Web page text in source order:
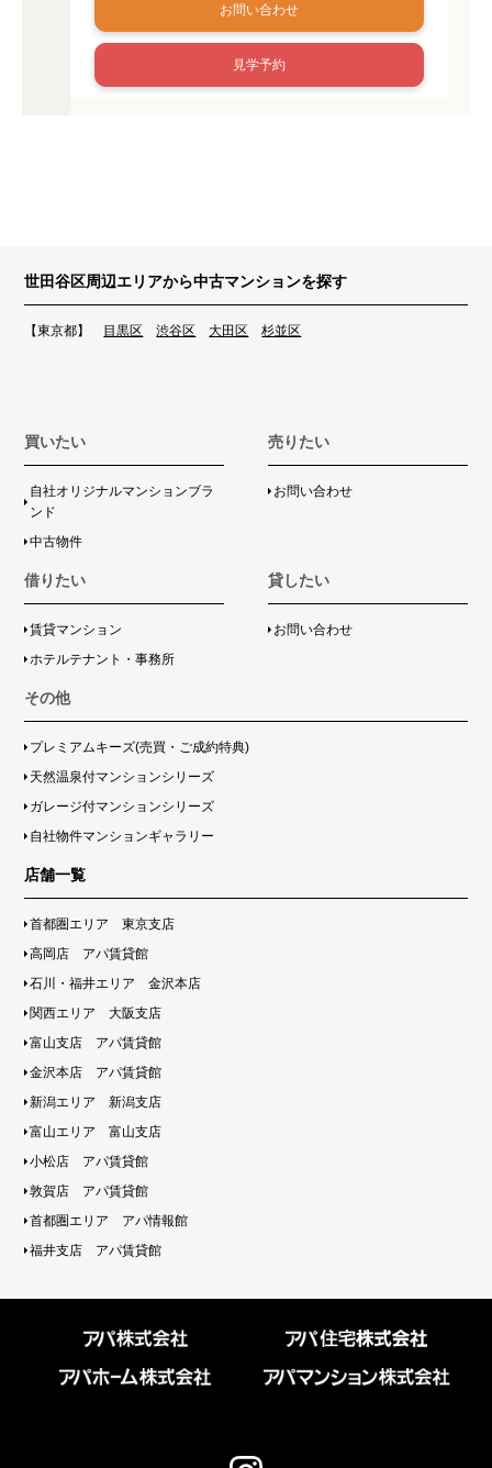
お問い合わせ
見学予約
世田谷区周辺エリアから中古マンションを探す
【東京都】 目黒区 渋谷区 大田区 杉並区
買いたい
自社オリジナルマンションブラ
ンド
中古物件
売りたい
お問い合わせ
借りたい
賃貸マンション
ホテルテナント・事務所
貸したい
お問い合わせ
その他
プレミアムキーズ(売買・ご成約特典)
天然温泉付マンションシリーズ
ガレージ付マンションシリーズ
自社物件マンションギャラリー
店舗一覧
首都圏エリア 東京支店
高岡店 アパ賃貸館
石川・福井エリア 金沢本店
関西エリア 大阪支店
富山支店 アパ賃貸館
金沢本店 アパ賃貸館
新潟エリア 新潟支店
富山エリア 富山支店
小松店 アパ賃貸館
敦賀店 アパ賃貸館
首都圏エリア アパ情報館
福井支店 アパ賃貸館